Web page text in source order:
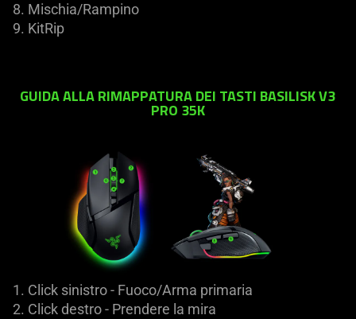
8. Mischia/Rampino
9. KitRip
GUIDA ALLA RIMAPPATURA DEI TASTI BASILISK V3
PRO 35K
1. Click sinistro - Fuoco/Arma primaria
2. Click destro - Prendere la mira